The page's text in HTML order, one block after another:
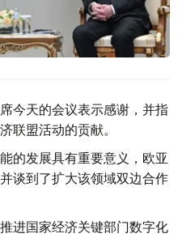
今天的会议表示感谢，并指
联盟活动的贡献。
的发展具有重要意义，欧亚
谈到了扩大该领域双边合作
进国家经济关键部门数字化